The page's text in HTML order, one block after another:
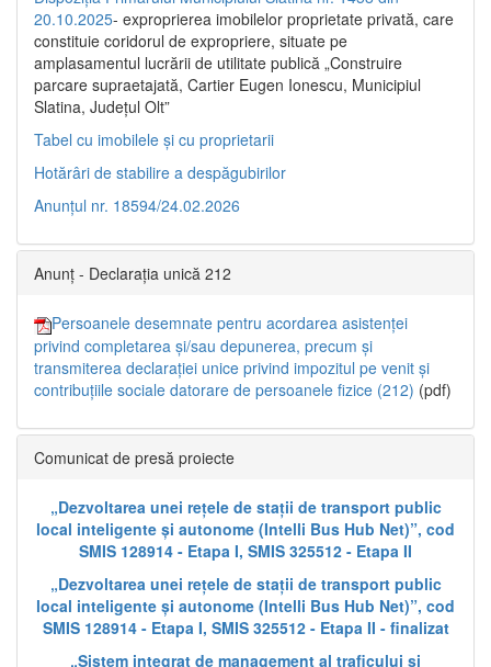
20.10.2025- exproprierea imobilelor proprietate privată, care
constituie coridorul de expropriere, situate pe
amplasamentul lucrării de utilitate publică „Construire
parcare supraetajată, Cartier Eugen Ionescu, Municipiul
Slatina, Județul Olt”
Tabel cu imobilele și cu proprietarii
Hotărâri de stabilire a despăgubirilor
Anunțul nr. 18594/24.02.2026
Anunț - Declarația unică 212
Persoanele desemnate pentru acordarea asistenței
privind completarea și/sau depunerea, precum și
transmiterea declarației unice privind impozitul pe venit și
contribuțiile sociale datorare de persoanele fizice (212) (pdf)
Comunicat de presă proiecte
„Dezvoltarea unei rețele de stații de transport public
local inteligente și autonome (Intelli Bus Hub Net)”, cod
SMIS 128914 - Etapa I, SMIS 325512 - Etapa II
„Dezvoltarea unei rețele de stații de transport public
local inteligente și autonome (Intelli Bus Hub Net)”, cod
SMIS 128914 - Etapa I, SMIS 325512 - Etapa II - finalizat
„Sistem integrat de management al traficului și